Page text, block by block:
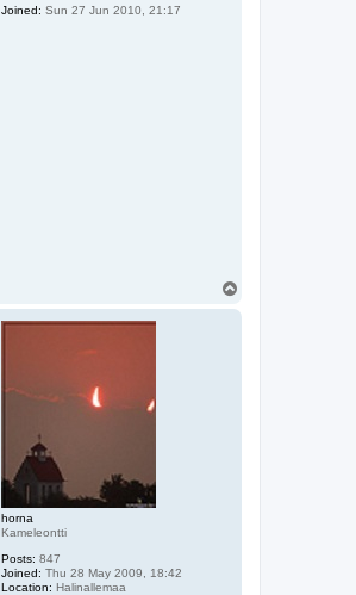
Joined: Sun 27 Jun 2010, 21:17
horna
Kameleontti
Posts: 847
Joined: Thu 28 May 2009, 18:42
Location: Halinallemaa